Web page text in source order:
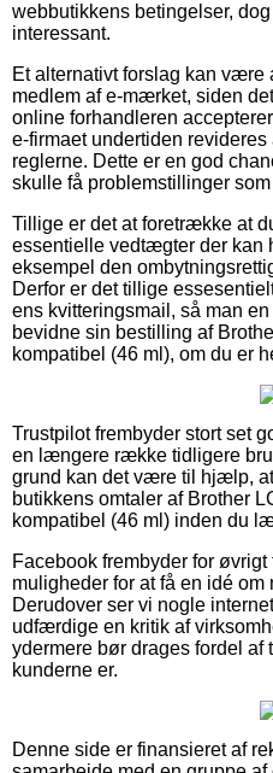
webbutikkens betingelser,
interessant.
Et alternativt forslag kan være
medlem af e-mærket, siden
online forhandleren
e-firmaet undertiden
reglerne. Dette er en god
skulle få problemstillinger
Tillige er det at foretrække at
essentielle vedtægter der kan
eksempel den
Derfor er det tillige
ens kvitteringsmail, så man
bevidne sin bestilling af
kompatibel (46 ml), om du er
Trustpilot frembyder stort set
en længere række tidligere
grund kan det være til hjælp,
butikkens omtaler af Brother
kompatibel (46 ml) inden du
Facebook frembyder for
muligheder for at få en idé
Derudover ser vi nogle
udfærdige en kritik af
ydermere bør drages fordel af
kunderne er.
Denne side er finansieret af